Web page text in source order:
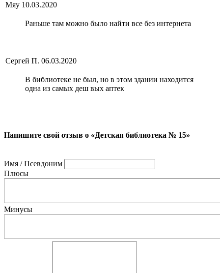
Мяу 10.03.2020
Раньше там можно было найти все без интернета
Сергей П. 06.03.2020
В библиотеке не был, но в этом здании находится
одна из самых деш вых аптек
Напишите свой отзыв о «Детская библиотека № 15»
Имя / Псевдоним
Плюсы
Минусы